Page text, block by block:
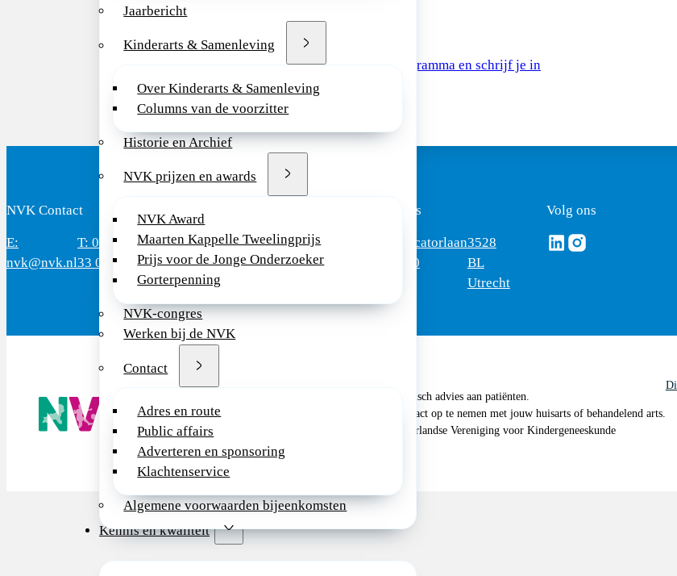
Jaarbericht
Kinderarts & Samenleving
Over Kinderarts & Samenleving
Columns van de voorzitter
Historie en Archief
NVK prijzen en awards
NVK Award
Maarten Kappelle Tweelingprijs
Prijs voor de Jonge Onderzoeker
Gorterpenning
NVK-congres
Werken bij de NVK
Contact
Adres en route
Public affairs
Adverteren en sponsoring
Klachtenservice
Algemene voorwaarden bijeenkomsten
Kennis en kwaliteit
>> Bekijk het volledige programma en schrijf je in
NVK Contact
E:
nvk@nvk.nl
T: 088 - 282
33 06
Bereikbaar: 8.30 - 17.00 uur
(werkdagen)
Bezoekadres
Mercatorlaan
1200
3528
BL
Utrecht
Volg ons
Volg ons via Linkedin
Volg ons via
De NVK geeft geen medisch advies aan patiënten.
Wij adviseren je om contact op te nemen met jouw huisarts of behandelend arts.
Copyright © 2026, Nederlandse Vereniging voor Kindergeneeskunde